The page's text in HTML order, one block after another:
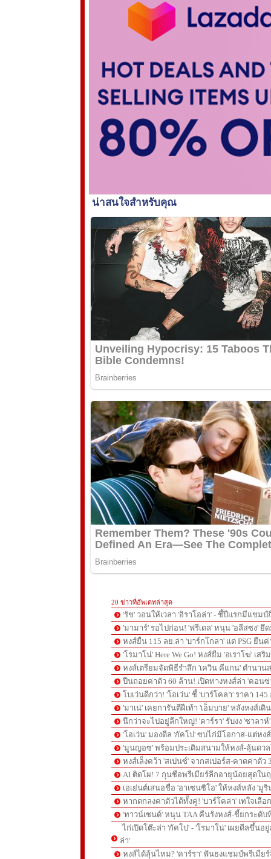
20 ข่าวที่อัพเดทล่าสุด
'รัช' วอนให้เวลา 'อิราโอล่า' - ชี้ปีแรกมีแชมป์
'มามาร์' รอไปก่อน! 'ฟรีเดล' หนุน 'อลีสซง' ยึ
หงส์ยื่น 115 ลย.ล่า 'บาร์กโกล่า' แต่ PSG ยืนค่
'โรมาโน่' Here We Go! หงส์ยืม 'อเราโฆ่' เสริ
หงส์เตรียมจัดพิธีรำลึก 'เควิน คีแกน' ตำนาน
ปืนถอยค่าตัว 60 ล้าน! เปิดทางหงส์ล่า 'คอนซ่
โบเว่นดีกว่า! 'โอเว่น' ชี้ 'บาร์โคลา' ราคา
'มาเน่' เคยการันตีฝีเท้า 'เอ็มบาย' หลังหงส์เดิ
นึกว่าจะไปอยู่ลีกใหญ่! 'คาร์รา' รับงง 'ซาลา
'โอเว่น' มองดีล 'กัคโป' ซบไก่มีโอกาส-แต่ห
'มูนญอซ' พร้อมประเดิมสนามให้หงส์-ลุ้นดว
หงส์เล็งคว้า 'สเปนซ์' จากสเปอร์ส-คาดค่าตัว
AI ติดโผ! 7 กุนซือพรีเมียร์ลีกอายุน้อยสุดใน
เอเย่นต์เสนอชื่อ 'อาเซนซิโอ' ให้หงส์หลัง 'มู
หากตกลงค่าตัวได้ทั้งคู่! 'บาร์โคล่า' เทใจเลือ
'ทาวน์เซนด์' หนุน TAA คืนรังหงส์-ชี้ยกระดั
ไก่เปิดโต๊ะล่า 'กัคโป' - 'โรมาโน่' เผยดีลขึ้นอ
ล่า'
หงส์ได้ลุ้นไหม? 'คาร์รา' ฟันธงแชมป์พรีเมีย